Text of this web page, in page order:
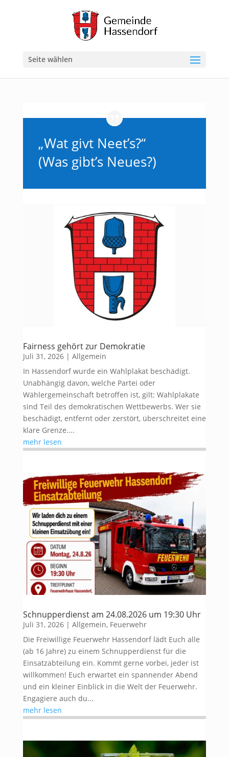
Seite wählen
„Wat givt Neet’s?“
(Was gibt’s Neues?)
Fairness gehört zur Demokratie
Juli 31, 2026| Allgemein
In Hassendorf wurde ein Wahlplakat beschädigt.
Unabhängig davon, welche Partei oder
Wählergemeinschaft betroffen ist, gilt: Wahlplakate
sind Teil des demokratischen Wettbewerbs. Wer sie
beschädigt, entfernt oder zerstört, überschreitet eine
klare Grenze....
mehr lesen
Schnupperdienst am 24.08.2026 um 19:30 Uhr
Juli 31, 2026| Allgemein, Feuerwehr
Die Freiwillige Feuerwehr Hassendorf lädt Euch alle
(ab 16 Jahre) zu einem Schnupperdienst für die
Einsatzabteilung ein. Kommt gerne vorbei, jeder ist
willkommen! Euch erwartet ein spannender Abend
und ein kleiner Einblick in die Welt der Feuerwehr.
Engagiere auch du...
mehr lesen